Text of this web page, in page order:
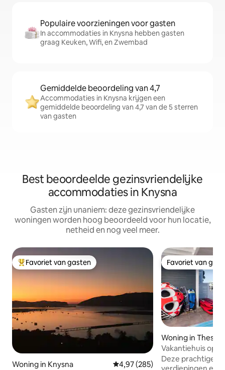
Populaire voorzieningen voor gasten
In accommodaties in Knysna hebben gasten
graag Keuken, Wifi, en Zwembad
Gemiddelde beoordeling van 4,7
Accommodaties in Knysna krijgen een
gemiddelde beoordeling van 4,7 van de 5 sterren
van gasten
Best beoordeelde gezinsvriendelijke
accommodaties in Knysna
Gasten zijn unaniem: deze gezinsvriendelijke
woningen worden hoog beoordeeld voor hun locatie,
netheid en nog veel meer.
Topfavoriet van gasten
Favoriet van gasten
Woning in Knysna Gemiddelde beoordeling van
4,97 (285)
Favoriet van
Favoriet van
Woning in
Vakantiehuis op
Knysna
Deze prachtige